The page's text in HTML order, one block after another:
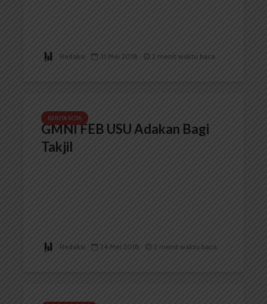
Redaksi 31 Mei 2018 2 menit waktu baca
BERITA KOTA
GMNI FEB USU Adakan Bagi
Takjil
Redaksi 24 Mei 2018 2 menit waktu baca